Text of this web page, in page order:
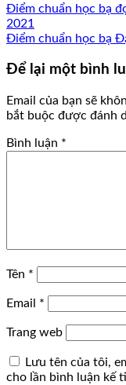
Điểm chuẩn học bạ
2021
Điểm chuẩn học bạ
Để lại một bình
Email của bạn sẽ
bắt buộc được đánh
Bình luận *
Tên *
Email *
Trang web
Lưu tên của tôi,
cho lần bình luận kế